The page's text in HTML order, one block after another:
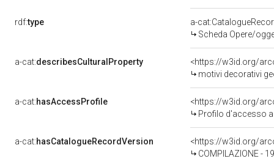
rdf:type
a-
Scheda Opere/
a-cat:describesCulturalProperty
<https://w3id.org/
motivi decorativi
a-cat:hasAccessProfile
<https://w3id.org/
Profilo d'accesso
a-cat:hasCatalogueRecordVersion
<https://w3id.org/
COMPILAZIONE -